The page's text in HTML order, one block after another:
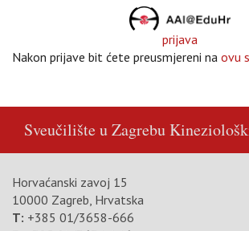
prijava
Nakon prijave bit ćete preusmjereni na ovu
Sveučilište u Zagrebu
Horvaćanski zavoj 15
10000 Zagreb, Hrvatska
T: +385 01/3658-666